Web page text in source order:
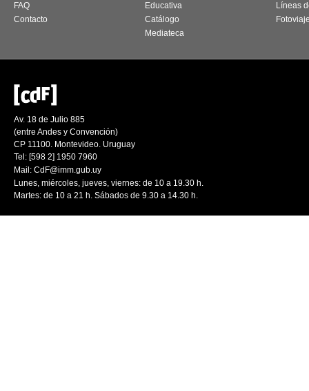
FAQ
Contacto
Educativa
Catálogo
Mediateca
Líneas
Av. 18 de Julio 885
(entre Andes y Convención)
CP 11100. Montevideo. Uruguay
Tel: [598 2] 1950 7960
Mail: CdF@imm.gub.uy
Lunes, miércoles, jueves, viernes: de 10 a 19.30 h.
Martes: de 10 a 21 h. Sábados de 9.30 a 14.30 h.